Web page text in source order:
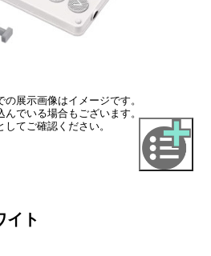
展示画像はイメージです。
でいる場合もございます。
してご確認ください。
イト